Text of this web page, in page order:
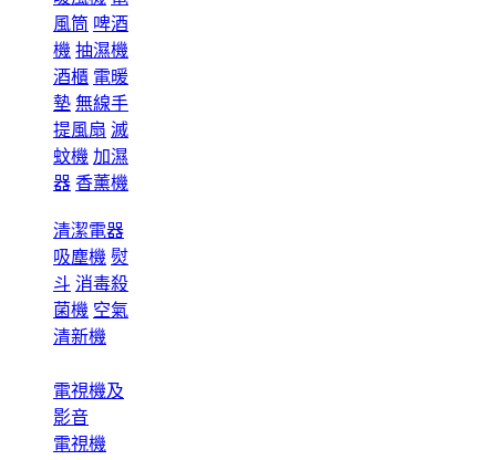
風筒 啤酒
機 抽濕機
酒櫃 電暖
墊 無線手
提風扇 滅
蚊機 加濕
器 香薰機
清潔電器
吸塵機 熨
斗 消毒殺
菌機 空氣
清新機
電視機及
影音
電視機